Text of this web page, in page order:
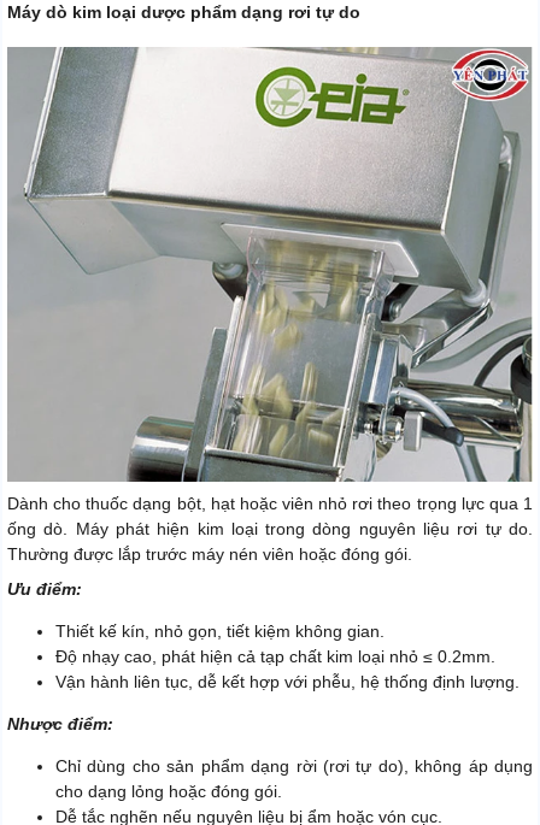
Máy dò kim loại dược phẩm dạng rơi tự do
Dành cho thuốc dạng bột, hạt hoặc viên nhỏ rơi theo trọng lực qua 1
ống dò. Máy phát hiện kim loại trong dòng nguyên liệu rơi tự do.
Thường được lắp trước máy nén viên hoặc đóng gói.
Ưu điểm:
Thiết kế kín, nhỏ gọn, tiết kiệm không gian.
Độ nhạy cao, phát hiện cả tạp chất kim loại nhỏ ≤ 0.2mm.
Vận hành liên tục, dễ kết hợp với phễu, hệ thống định lượng.
Nhược điểm:
Chỉ dùng cho sản phẩm dạng rời (rơi tự do), không áp dụng
cho dạng lỏng hoặc đóng gói.
Dễ tắc nghẽn nếu nguyên liệu bị ẩm hoặc vón cục.